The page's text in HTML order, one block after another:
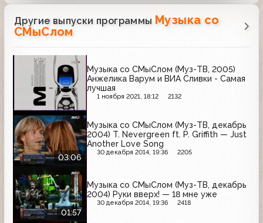
Другие выпуски программы Музыка со
СМыСлом
Музыка со СМыСлом (Муз-ТВ, 2005)
Анжелика Варум и ВИА Сливки - Самая
лучшая
1 ноября 2021, 18:12 2132
03:06
Музыка со СМыСлом (Муз-ТВ, декабрь
2004) T. Nevergreen ft. P. Griffith — Just
Another Love Song
30 декабря 2014, 19:36 2205
01:57
Музыка со СМыСлом (Муз-ТВ, декабрь
2004) Руки вверх! — 18 мне уже
30 декабря 2014, 19:36 2418